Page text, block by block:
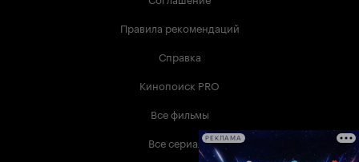
Правила рекомендаций
Справка
Кинопоиск PRO
Все фильмы
Все сериалыРЕКЛАМА